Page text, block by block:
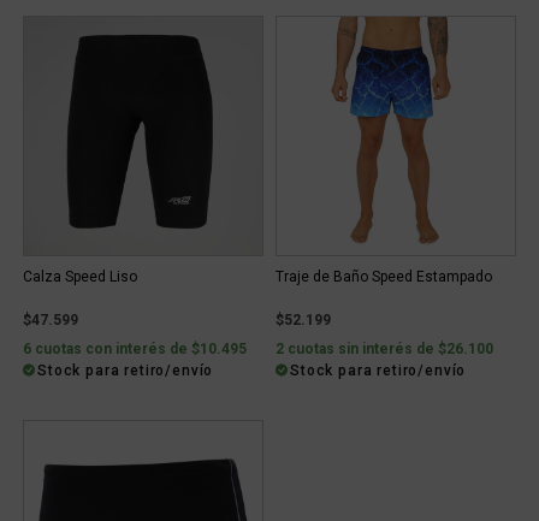
Calza Speed Liso
$47.599
6 cuotas con interés de $10.495
Stock para retiro/envío
Traje de Baño Speed Estampado
$52.199
2 cuotas sin interés de $26.100
Stock para retiro/envío